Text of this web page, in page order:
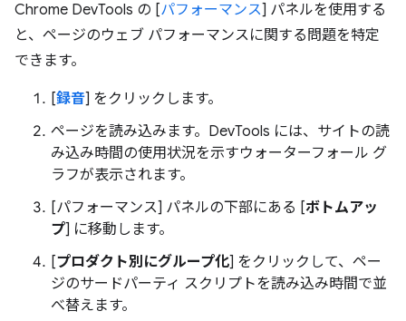
Chrome DevTools の [パフォーマンス] パネルを使用する
と、ページのウェブ パフォーマンスに関する問題を特定
できます。
[録音] をクリックします。
ページを読み込みます。DevTools には、サイトの読
み込み時間の使用状況を示すウォーターフォール グ
ラフが表示されます。
[パフォーマンス] パネルの下部にある [ボトムアッ
プ] に移動します。
[プロダクト別にグループ化] をクリックして、ペー
ジのサードパーティ スクリプトを読み込み時間で並
べ替えます。